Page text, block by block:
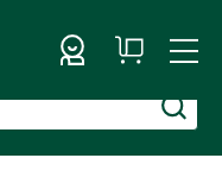
Logg inn
Handlekurv